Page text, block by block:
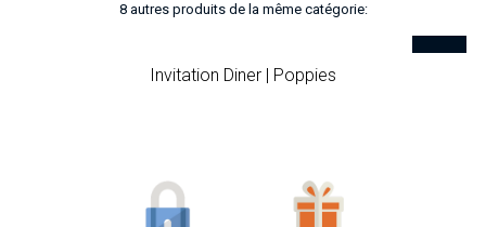
8 autres produits de la même catégorie:
Invitation Diner | Poppies